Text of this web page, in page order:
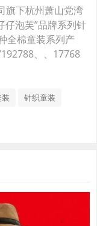
旗下杭州萧山党湾
仔泡芙”品牌系列针
全棉童装系列产
、、17768
针织童装